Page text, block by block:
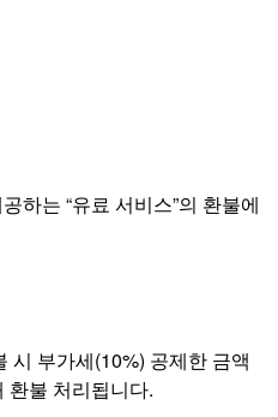
하는 “유료 서비스”의 환불에
시 부가세(10%) 공제한 금액
환불 처리됩니다.